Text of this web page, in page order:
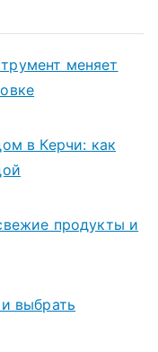
меняет
в Керчи: как
продукты и
выбрать